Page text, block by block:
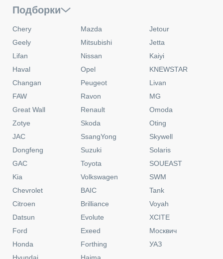
Подборки
Chery
Geely
Lifan
Haval
Changan
FAW
Great Wall
Zotye
JAC
Dongfeng
GAC
Kia
Chevrolet
Citroen
Datsun
Ford
Honda
Mazda
Mitsubishi
Nissan
Opel
Peugeot
Ravon
Renault
Skoda
SsangYong
Suzuki
Toyota
Volkswagen
BAIC
Brilliance
Evolute
Exeed
Forthing
Jetour
Jetta
Kaiyi
KNEWSTAR
Livan
MG
Omoda
Oting
Skywell
Solaris
SOUEAST
SWM
Tank
Voyah
XCITE
Москвич
УАЗ